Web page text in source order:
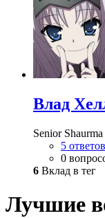
Влад
Senior
5 ответов
0
6 Вклад в тег
Лучшие